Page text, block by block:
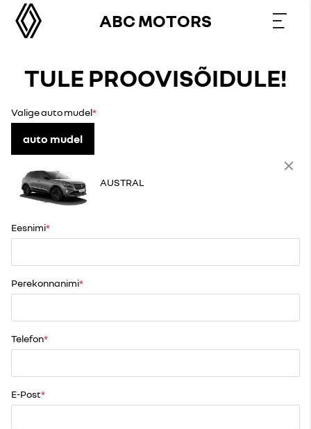
ABC MOTORS
TULE PROOVISÕIDULE!
Valige auto mudel
auto mudel
AUSTRAL
Eesnimi
Perekonnanimi
Telefon
E-Post